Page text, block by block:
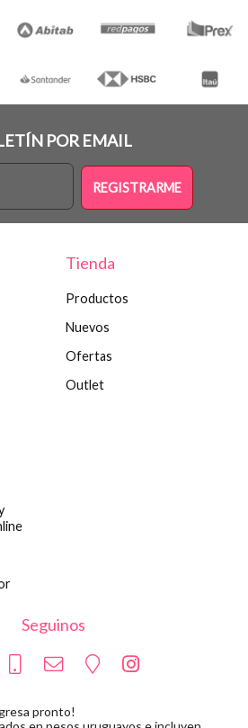
POR EMAIL
REGISTRARME
Tienda
Productos
Nuevos
Ofertas
Outlet
Seguinos
pronto!